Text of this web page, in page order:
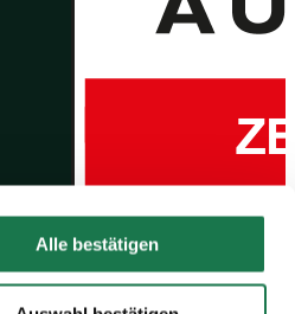
Alle bestätigen